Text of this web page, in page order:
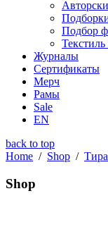
Подбор
Журналы
Сертификаты
Мерч
Рамы
Sale
EN
back to top
Home / Shop /
Shop